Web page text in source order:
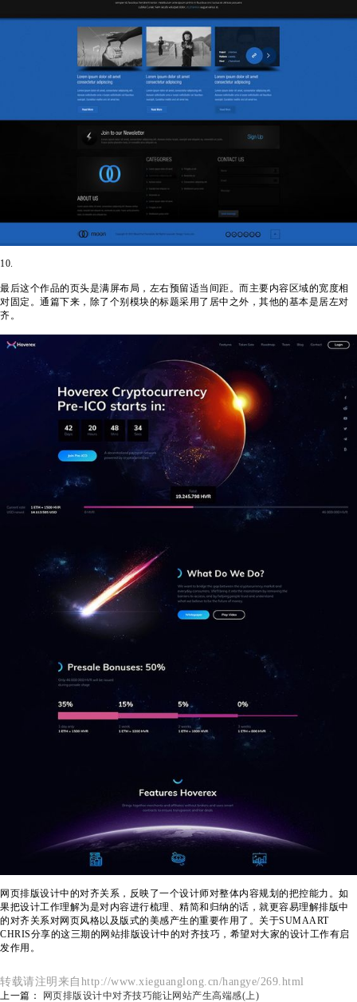
10.
最后这个作品的页头是满屏布局，左右预留适当间距。而主要内容区域的宽度相
对固定。通篇下来，除了个别模块的标题采用了居中之外，其他的基本是居左对
齐。
网页排版设计中的对齐关系，反映了一个设计师对整体内容规划的把控能力。如
果把设计工作理解为是对内容进行梳理、精简和归纳的话，就更容易理解排版中
的对齐关系对网页风格以及版式的美感产生的重要作用了。关于SUMAART
CHRIS分享的这三期的网站排版设计中的对齐技巧，希望对大家的设计工作有启
发作用。
转载请注明来自http://www.xieguanglong.cn/hangye/269.html
上一篇：
网页排版设计中对齐技巧能让网站产生高端感(上)